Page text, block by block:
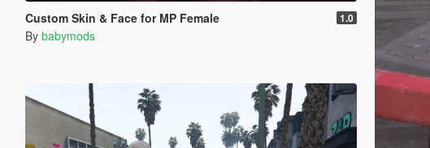
Custom Skin & Face for MP Female 1.0
By babymods